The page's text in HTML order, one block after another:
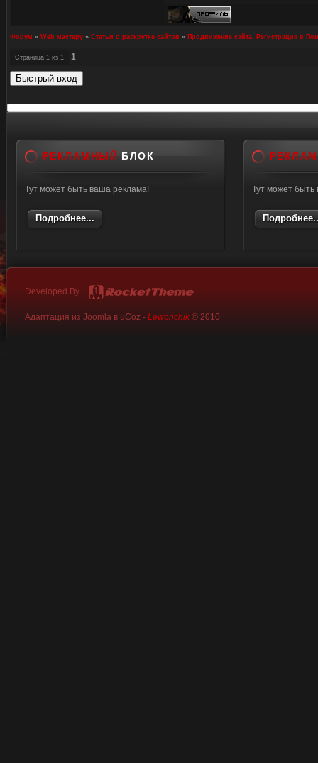
Форум » Web мастеру » Статьи о раскрутке сайтов » Продвижение сайта. Регистрация в
Страница 1 из 1 1
РЕКЛАМНЫЙ БЛОК
Тут может быть ваша реклама!
Подробнее...
Тут может
Developed By
Адаптация из Joomla в uCoz - Lewonchik© 2010